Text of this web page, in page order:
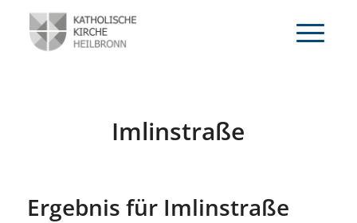
Imlinstraße
Ergebnis für Imlinstraße